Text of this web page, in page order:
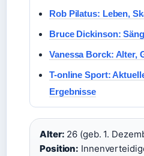
Rob Pilatus: Leben,
Bruce Dickinson:
Vanessa Borck: Alter,
T-online Sport:
Ergebnisse
Alter: 26 (geb. 1.
Position: